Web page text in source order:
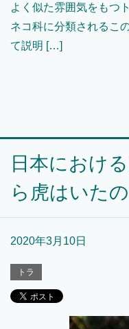
よく似た雰囲気をもつ
ネコ科に分類されるこ
て説明 […]
日本におけ
ら虎はいたの
2020年3月10日
トラ